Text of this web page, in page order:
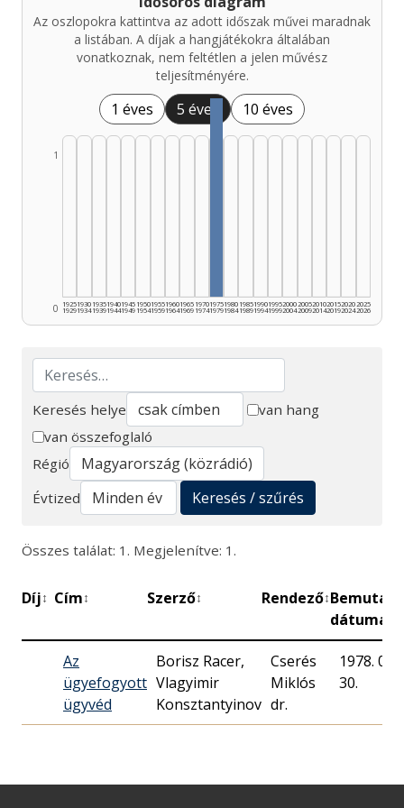
Az oszlopokra kattintva az adott időszak művei maradnak
a listában. A díjak a hangjátékokra általában
vonatkoznak, nem feltétlen a jelen művész
teljesítményére.
1 éves 5 éves 10 éves
0
1
1925
1929
1930
1934
1935
1939
1940
1944
1945
1949
1950
1954
1955
1959
1960
1964
1965
1969
1970
1974
1975
1979
1980
1984
1985
1989
1990
1994
1995
1999
2000
2004
2005
2009
2010
2014
2015
2019
2020
2024
2025
2026
Keresés
Keresés helye
van hang
van összefoglaló
Régió
Évtized
Keresés / szűrés
Összes találat: 1. Megjelenítve: 1.
Díj↕ Cím↕ Szerző↕ Rendező↕Bemutató
dátuma
Az
ügyefogyott
ügyvéd
Borisz Racer,
Vlagyimir
Konsztantyinov
Cserés
Miklós
dr.
1978. 04.
30.